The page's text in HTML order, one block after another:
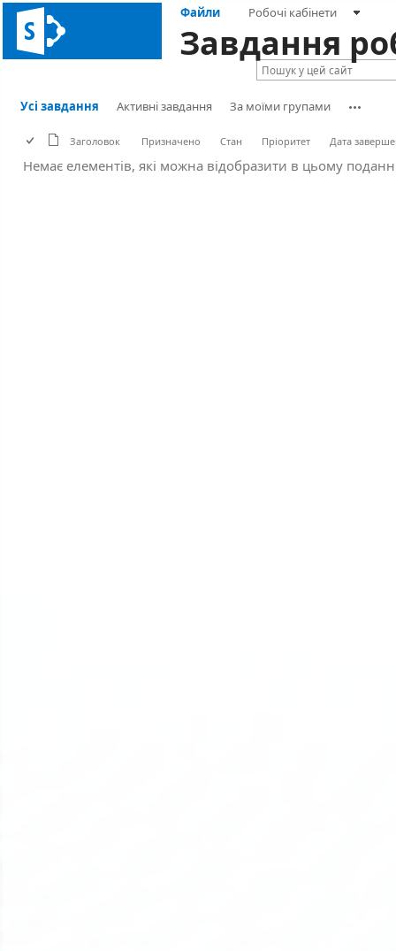
Файли Робочі кабінети
Завдання
Усі завдання Активні завдання За моїми групами
Заголовок Призначено Стан Пріоритет Дата
Немає елементів, які можна відобразити в цьому